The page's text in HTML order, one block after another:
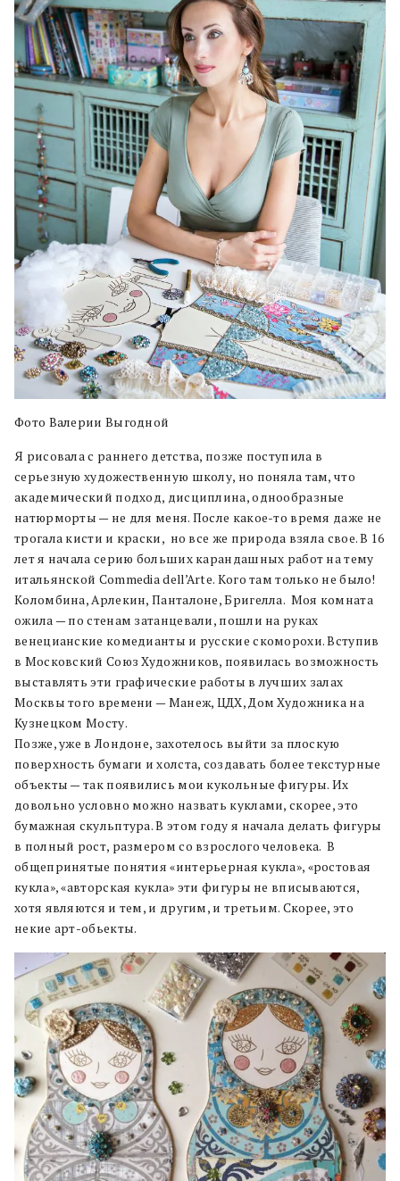
Фото Валерии Выгодной
Я рисовала с раннего детства, позже поступила в
серьезную художественную школу, но поняла там, что
академический подход, дисциплина, однообразные
натюрморты — не для меня. После какое-то время даже не
трогала кисти и краски, но все же природа взяла свое. В 16
лет я начала серию больших карандашных работ на тему
итальянской Commedia dell’Arte. Кого там только не было!
Коломбина, Арлекин, Панталоне, Бригелла. Моя комната
ожила — по стенам затанцевали, пошли на руках
венецианские комедианты и русские скоморохи. Вступив
в Московский Союз Художников, появилась возможность
выставлять эти графические работы в лучших залах
Москвы того времени — Манеж, ЦДХ, Дом Художника на
Кузнецком Мосту.
Позже, уже в Лондоне, захотелось выйти за плоскую
поверхность бумаги и холста, создавать более текстурные
объекты — так появились мои кукольные фигуры. Их
довольно условно можно назвать куклами, скорее, это
бумажная скульптура. В этом году я начала делать фигуры
в полный рост, размером со взрослого человека. В
общепринятые понятия «интерьерная кукла», «ростовая
кукла», «авторская кукла» эти фигуры не вписываются,
хотя являются и тем, и другим, и третьим. Скорее, это
некие арт-обьекты.